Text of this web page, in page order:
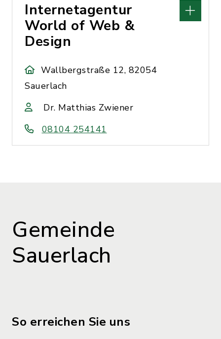
Internetagentur
World of Web &
Design
Wallbergstraße 12, 82054
Sauerlach
Dr. Matthias Zwiener
08104 254141
Gemeinde
Sauerlach
So erreichen Sie uns